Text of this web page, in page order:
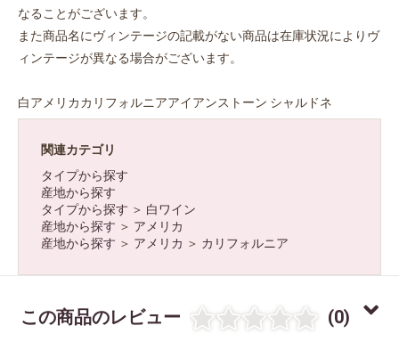
なることがございます。
また商品名にヴィンテージの記載がない商品は在庫状況によりヴ
ィンテージが異なる場合がございます。
白アメリカカリフォルニアアイアンストーン シャルドネ
関連カテゴリ
タイプから探す
産地から探す
タイプから探す ＞ 白ワイン
産地から探す ＞ アメリカ
産地から探す ＞ アメリカ ＞ カリフォルニア
この商品のレビュー (0)